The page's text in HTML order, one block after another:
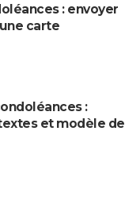
: envoyer
carte
:
et modèle de